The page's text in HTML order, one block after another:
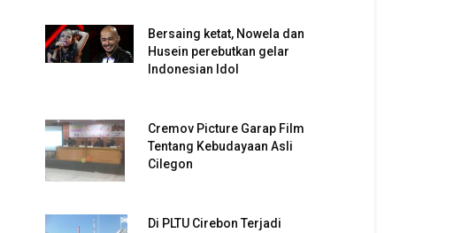
Bersaing ketat, Nowela dan
Husein perebutkan gelar
Indonesian Idol
Cremov Picture Garap Film
Tentang Kebudayaan Asli
Cilegon
Di PLTU Cirebon Terjadi